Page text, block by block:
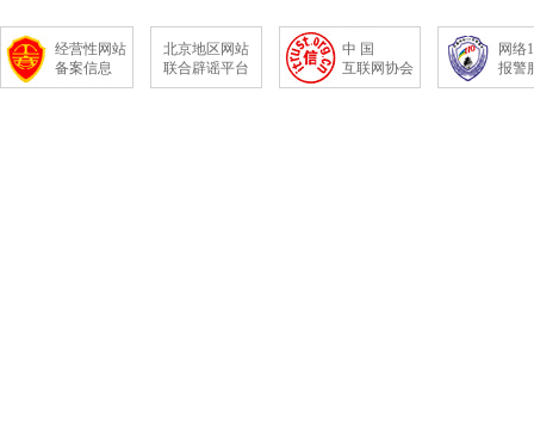
经营性网站
备案信息
北京地区网站
联合辟谣平台
中 国
互联网协会
网络
报警